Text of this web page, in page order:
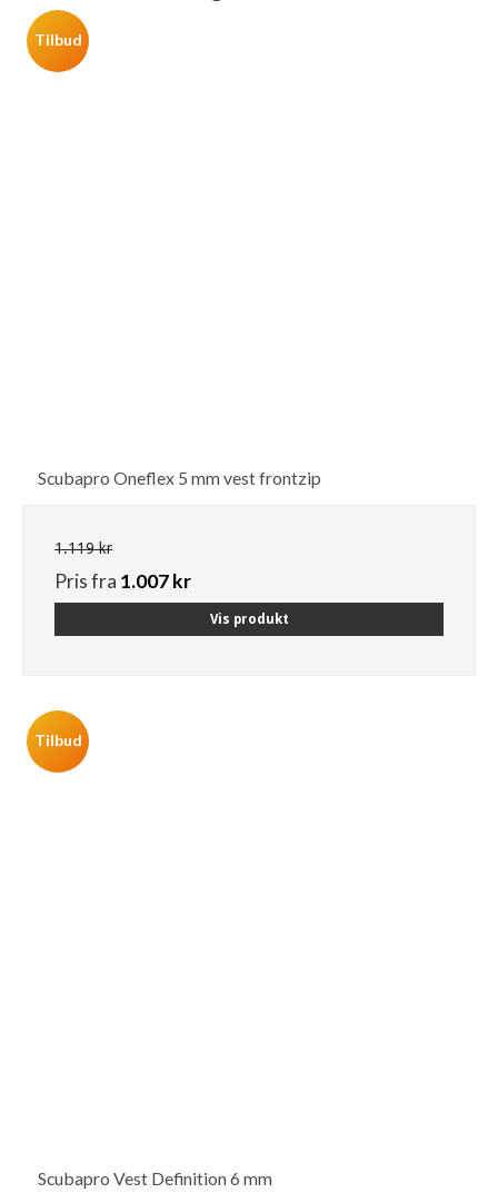
Tilbud
Scubapro Oneflex 5 mm vest frontzip
1.119 kr
Pris fra 1.007 kr
Vis produkt
Tilbud
Scubapro Vest Definition 6 mm